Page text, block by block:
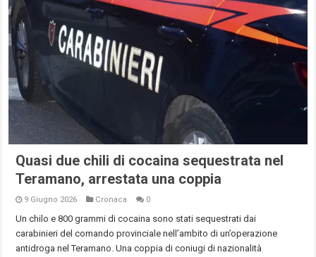
Quasi due chili di cocaina sequestrata nel
Teramano, arrestata una coppia
9 Giugno 2026 Cronaca 0
Un chilo e 800 grammi di cocaina sono stati sequestrati dai
carabinieri del comando provinciale nell’ambito di un’operazione
antidroga nel Teramano. Una coppia di coniugi di nazionalità